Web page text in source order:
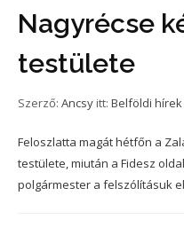
Nagyrécse
testülete
Szerző: Ancsy itt: Belföldi hírek
Feloszlatta magát hétfőn a
testülete, miután a Fidesz
polgármester a felszólításuk